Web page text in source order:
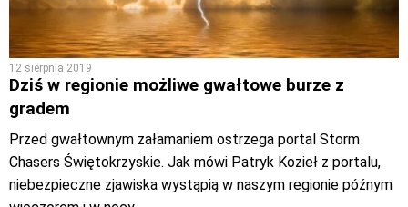
12 sierpnia 2019
Dziś w regionie możliwe gwałtowe burze z
gradem
Przed gwałtownym załamaniem ostrzega portal Storm
Chasers Świętokrzyskie. Jak mówi Patryk Kozieł z portalu,
niebezpieczne zjawiska wystąpią w naszym regionie późnym